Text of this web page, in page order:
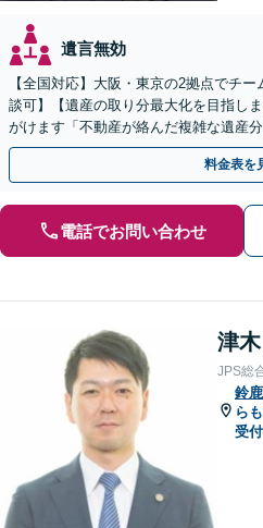
遺言無効
【全国対応】大阪・東京の2拠点でチ
談可】【遺産の取り分最大化を目指し
がけます「不動産が絡んだ複雑な遺産
執行／事業承継など、お任せください
料金表を
電話でお問い合わせ
津
JPS総
鈴
ら
受